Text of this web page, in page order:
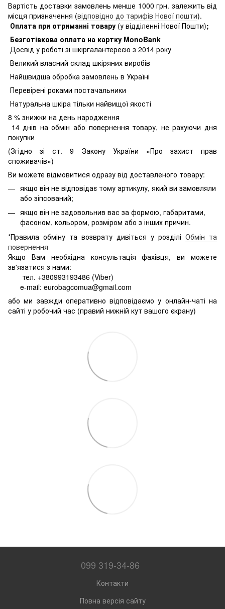
Вартість доставки замовлень менше 1000 грн. залежить від
місця призначення (відповідно до тарифів Нової пошти).
Оплата при отриманні товару (у відділенні Нової Пошти);
Безготівкова оплата на картку MonoBank
Досвід у роботі зі шкіргалантереєю з 2014 року
Великий власний склад шкіряних виробів
Найшвидша обробка замовлень в Україні
Перевірені роками постачальники
Натуральна шкіра тільки найвищої якості
8 % знижки на день народження
14 днів на обмін або повернення товару, не рахуючи дня
покупки
(Згідно зі ст. 9 Закону України «Про захист прав
споживачів»)
Ви можете відмовитися одразу від доставленого товару:
якщо він не відповідає тому артикулу, який ви замовляли
або зіпсований;
якщо він не задовольнив вас за формою, габаритами,
фасоном, кольором, розміром або з інших причин.
*Правила обміну та возврату дивіться у розділі Обмін та
повернення
Якщо Вам необхідна консультація фахівця, ви можете
зв'язатися з нами:
тел. +380993193486 (Viber)
e-mail: eurobagcomua@gmail.com
або ми завжди оперативно відповідаємо у онлайн-чаті на
сайті у робочий час (правий нижній кут вашого єкрану)
099 319-34-86
Контакти
Повна версія сайту